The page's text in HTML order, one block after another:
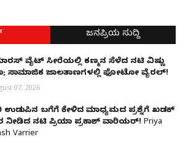
ಜನಪ್ರಿಯ ಸುದ್ದಿ
ವೈಟ್‌ ಸೀರೆಯಲ್ಲಿ ಕಣ್ಮನ ಸೆಳೆದ ನಟಿ ವಿಷ್ಣು
ಸಾಮಾಜಿಕ ಜಾಲತಾಣಗಳಲ್ಲಿ ಫೋಟೋ ವೈರಲ್!
07, 2026
ಉಡುಪಿನ ಬಗೆಗೆ ಕೇಳಿದ ಮಾಧ್ಯಮದ ಪ್ರಶ್ನೆಗೆ ಖಡಕ್
ನೀಡಿದ ನಟಿ ಪ್ರಿಯಾ ಪ್ರಕಾಶ್ ವಾರಿಯರ್! Priya
Varrier